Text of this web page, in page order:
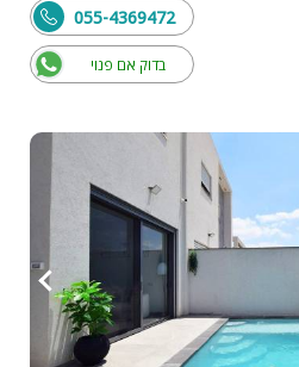
בדוק אם פנוי
055-4369472